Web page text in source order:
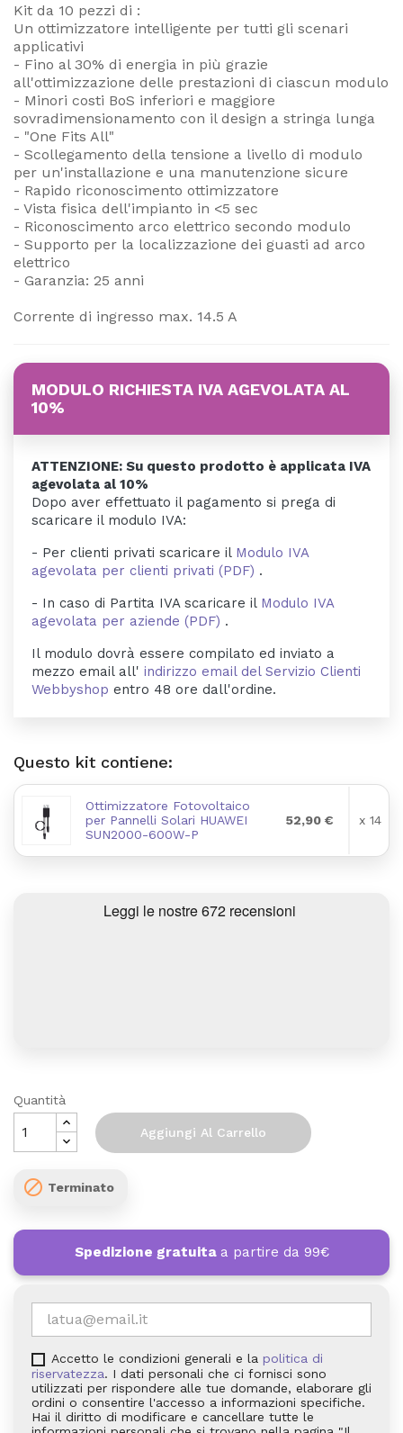
Kit da 10 pezzi di :
Un ottimizzatore intelligente per tutti gli scenari
applicativi
- Fino al 30% di energia in più grazie
all'ottimizzazione delle prestazioni di ciascun modulo
- Minori costi BoS inferiori e maggiore
sovradimensionamento con il design a stringa lunga
- "One Fits All"
- Scollegamento della tensione a livello di modulo
per un'installazione e una manutenzione sicure
- Rapido riconoscimento ottimizzatore
- Vista fisica dell'impianto in <5 sec
- Riconoscimento arco elettrico secondo modulo
- Supporto per la localizzazione dei guasti ad arco
elettrico
- Garanzia: 25 anni
Corrente di ingresso max. 14.5 A
MODULO RICHIESTA IVA AGEVOLATA AL
10%
ATTENZIONE: Su questo prodotto è applicata IVA
agevolata al 10%
Dopo aver effettuato il pagamento si prega di
scaricare il modulo IVA:
- Per clienti privati scaricare il Modulo IVA
agevolata per clienti privati (PDF) .
- In caso di Partita IVA scaricare il Modulo IVA
agevolata per aziende (PDF) .
Il modulo dovrà essere compilato ed inviato a
mezzo email all' indirizzo email del Servizio Clienti
Webbyshop entro 48 ore dall'ordine.
Questo kit contiene:
Ottimizzatore Fotovoltaico
per Pannelli Solari HUAWEI
SUN2000-600W-P
52,90 € x 14
Quantità
Aggiungi Al Carrello
 Terminato
Spedizione gratuita a partire da 99€
Accetto le condizioni generali e la politica di
riservatezza. I dati personali che ci fornisci sono
utilizzati per rispondere alle tue domande, elaborare gli
ordini o consentire l'accesso a informazioni specifiche.
Hai il diritto di modificare e cancellare tutte le